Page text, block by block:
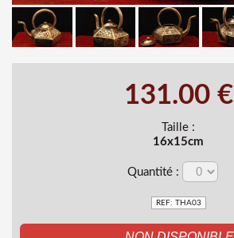
131.00 €
Taille :
16x15cm
Quantité :
REF: THA03